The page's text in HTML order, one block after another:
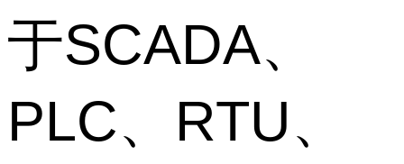
于SCADA、
PLC、RTU、